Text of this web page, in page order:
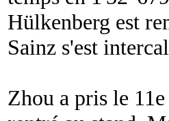
Hülkenberg est
Sainz s'est
Zhou a pris le